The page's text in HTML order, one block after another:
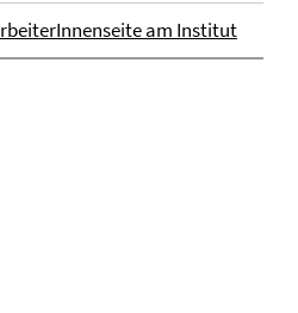
am Institut